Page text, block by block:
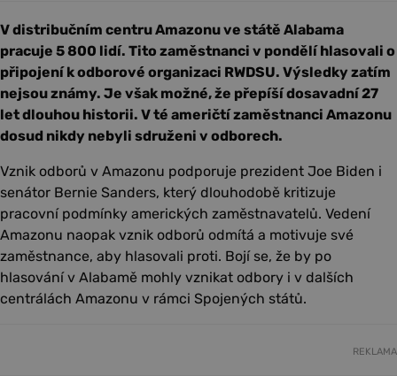
V distribučním centru Amazonu ve státě Alabama
pracuje 5 800 lidí. Tito zaměstnanci v pondělí hlasovali o
připojení k odborové organizaci RWDSU. Výsledky zatím
nejsou známy. Je však možné, že přepíší dosavadní 27
let dlouhou historii. V té američtí zaměstnanci Amazonu
dosud nikdy nebyli sdruženi v odborech.
Vznik odborů v Amazonu podporuje prezident Joe Biden i
senátor Bernie Sanders, který dlouhodobě kritizuje
pracovní podmínky amerických zaměstnavatelů. Vedení
Amazonu naopak vznik odborů odmítá a motivuje své
zaměstnance, aby hlasovali proti. Bojí se, že by po
hlasování v Alabamě mohly vznikat odbory i v dalších
centrálách Amazonu v rámci Spojených států.
REKLAMA